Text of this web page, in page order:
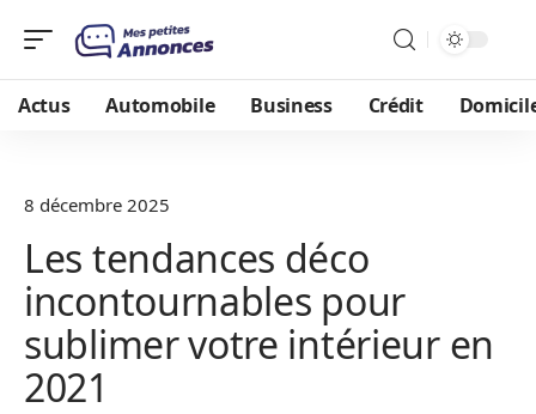
Actus Automobile Business Crédit
8 décembre 2025
Les tendances déco
incontournables pour
sublimer votre intérieur en
2021